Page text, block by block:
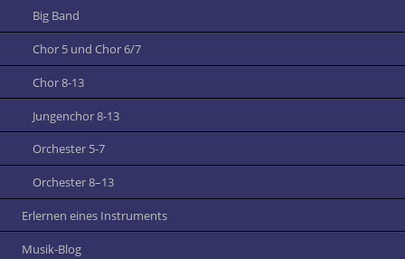
Big Band
Chor 5 und Chor 6/7
Chor 8-13
Jungenchor 8-13
Orchester 5-7
Orchester 8–13
Erlernen eines Instruments
Musik-Blog